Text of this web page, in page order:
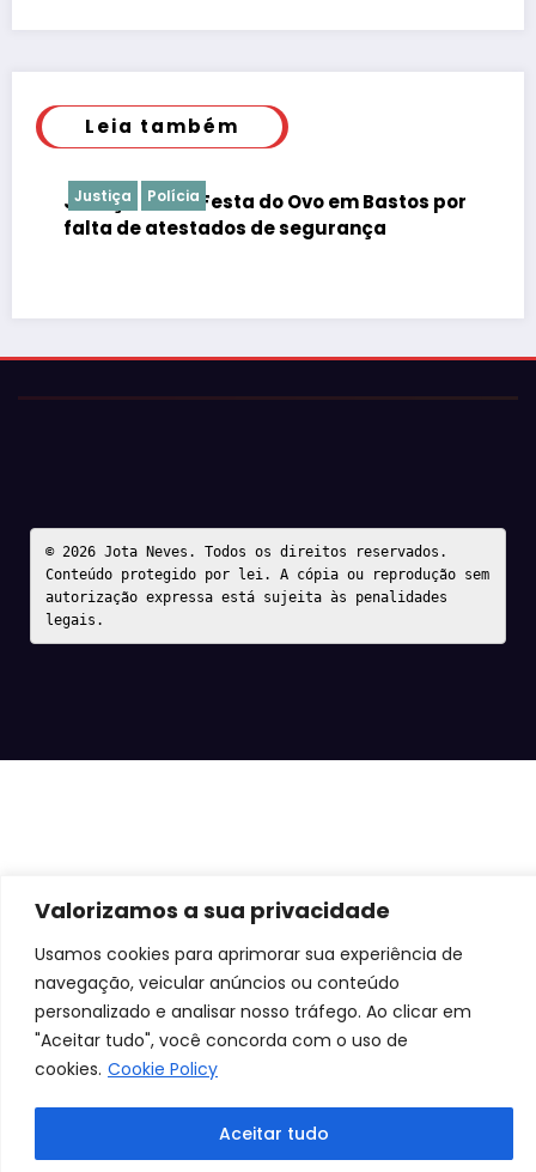
Valorizamos a sua privacidade
Usamos cookies para aprimorar sua experiência de
navegação, veicular anúncios ou conteúdo
personalizado e analisar nosso tráfego. Ao clicar em
"Aceitar tudo", você concorda com o uso de
cookies. Cookie Policy
Aceitar tudo
Leia também
Justiça Polícia
Justiça barra Festa do Ovo em Bastos por
falta de atestados de segurança
© 2026 Jota Neves. Todos os direitos reservados.
Conteúdo protegido por lei. A cópia ou reprodução sem
autorização expressa está sujeita às penalidades
legais.